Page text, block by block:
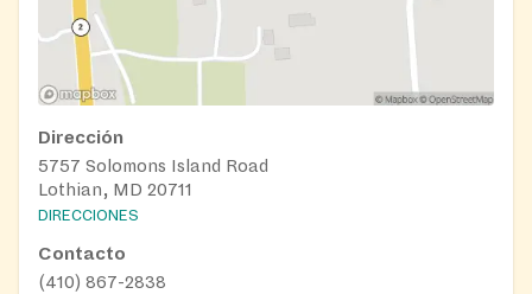
Dirección
5757 Solomons Island Road
Lothian, MD 20711
DIRECCIONES
Contacto
(410) 867-2838